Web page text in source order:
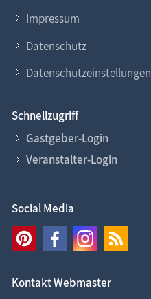
Impressum
Datenschutz
Datenschutzeinstellungen
Schnellzugriff
Gastgeber-Login
Veranstalter-Login
Social Media
Kontakt Webmaster